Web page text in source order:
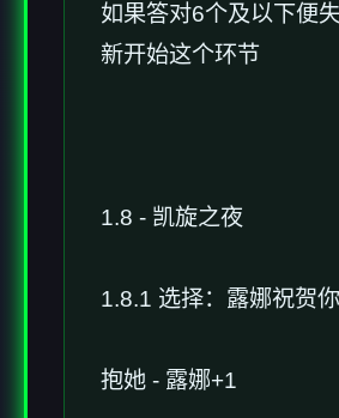
如果答对6个及以下便
新开始这个环节
1.8 - 凯旋之夜
1.8.1 选择：露娜祝贺你
抱她 - 露娜+1